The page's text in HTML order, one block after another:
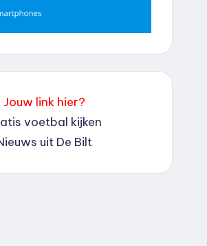
Jouw link hier?
voetbal kijken
uit De Bilt